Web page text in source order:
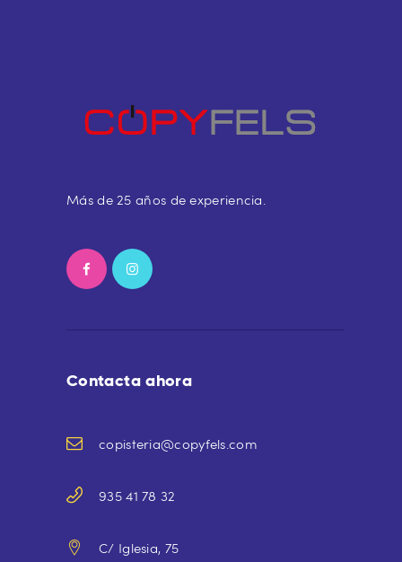
Más de 25 años de experiencia.
Contacta ahora
copisteria@copyfels.com
935 41 78 32
C/ Iglesia, 75